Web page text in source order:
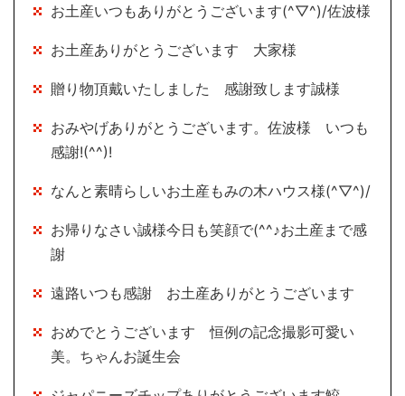
お土産いつもありがとうございます(^▽^)/佐波様
お土産ありがとうございます 大家様
贈り物頂戴いたしました 感謝致します誠様
おみやげありがとうございます。佐波様 いつも
感謝!(^^)!
なんと素晴らしいお土産もみの木ハウス様(^▽^)/
お帰りなさい誠様今日も笑顔で(^^♪お土産まで感
謝
遠路いつも感謝 お土産ありがとうございます
おめでとうございます 恒例の記念撮影可愛い
美。ちゃんお誕生会